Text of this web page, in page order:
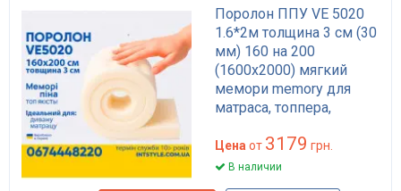
Поролон ППУ VE 5020
1.6*2м толщина 3 см (30
мм) 160 на 200
(1600х2000) мягкий
мемори memory для
матраса, топпера,
Цена от 3179 грн.
В наличии